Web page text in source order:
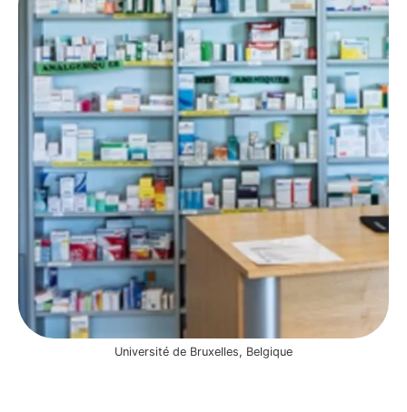
Université de Bruxelles, Belgique